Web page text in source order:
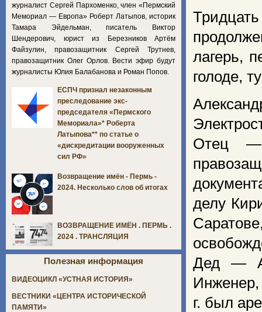
лагерь,
голоде,
Отец —
делу
Дед —
г. был
журналист Сергей Пархоменко, член «Пермский
Мемориал — Европа» Роберт Латыпов, историк
Тамара Эйдельман, писатель Виктор
Шендерович, юрист из Березников Артём
Файзулин, правозащитник Сергей Трутнев,
правозащитник Олег Орлов. Вести эфир будут
журналисты Юлия Балабанова и Роман Попов.
ЕСПЧ признал незаконным
преследование экс-
председателя «Пермского
Мемориала»* Роберта
Латыпова** по статье о
«дискредитации вооруженных
сил РФ»
Возвращение имён - Пермь -
2024. Несколько слов об итогах
ВОЗВРАЩЕНИЕ ИМЁН . ПЕРМЬ .
2024 . ТРАНСЛЯЦИЯ
Полезная информация
ВИДЕОЦИКЛ «УСТНАЯ ИСТОРИЯ»
ВЕСТНИКИ «ЦЕНТРА ИСТОРИЧЕСКОЙ
ПАМЯТИ»